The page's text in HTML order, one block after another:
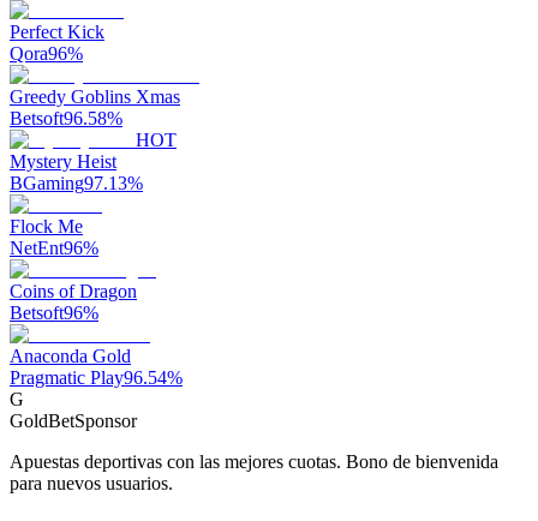
Perfect Kick
Qora96%
Greedy Goblins Xmas
Betsoft96.58%
HOT
Mystery Heist
BGaming97.13%
Flock Me
NetEnt96%
Coins of Dragon
Betsoft96%
Anaconda Gold
Pragmatic Play96.54%
G
GoldBetSponsor
Apuestas deportivas con las mejores cuotas. Bono de bienvenida
para nuevos usuarios.